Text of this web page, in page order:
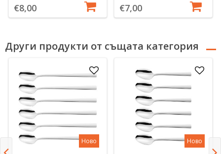
€8,00 €7,00
Други продукти от същата категория
Ново Ново